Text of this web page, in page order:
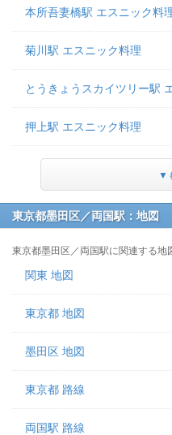
本所吾妻橋駅 エスニック料
菊川駅 エスニック料理
とうきょうスカイツリー駅
押上駅 エスニック料理
▼
東京都墨田区／両国駅：地図
東京都墨田区／両国駅に関連する地
関東 地図
東京都 地図
墨田区 地図
東京都 路線
両国駅 路線